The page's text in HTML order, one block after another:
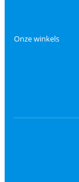
Onze winkels